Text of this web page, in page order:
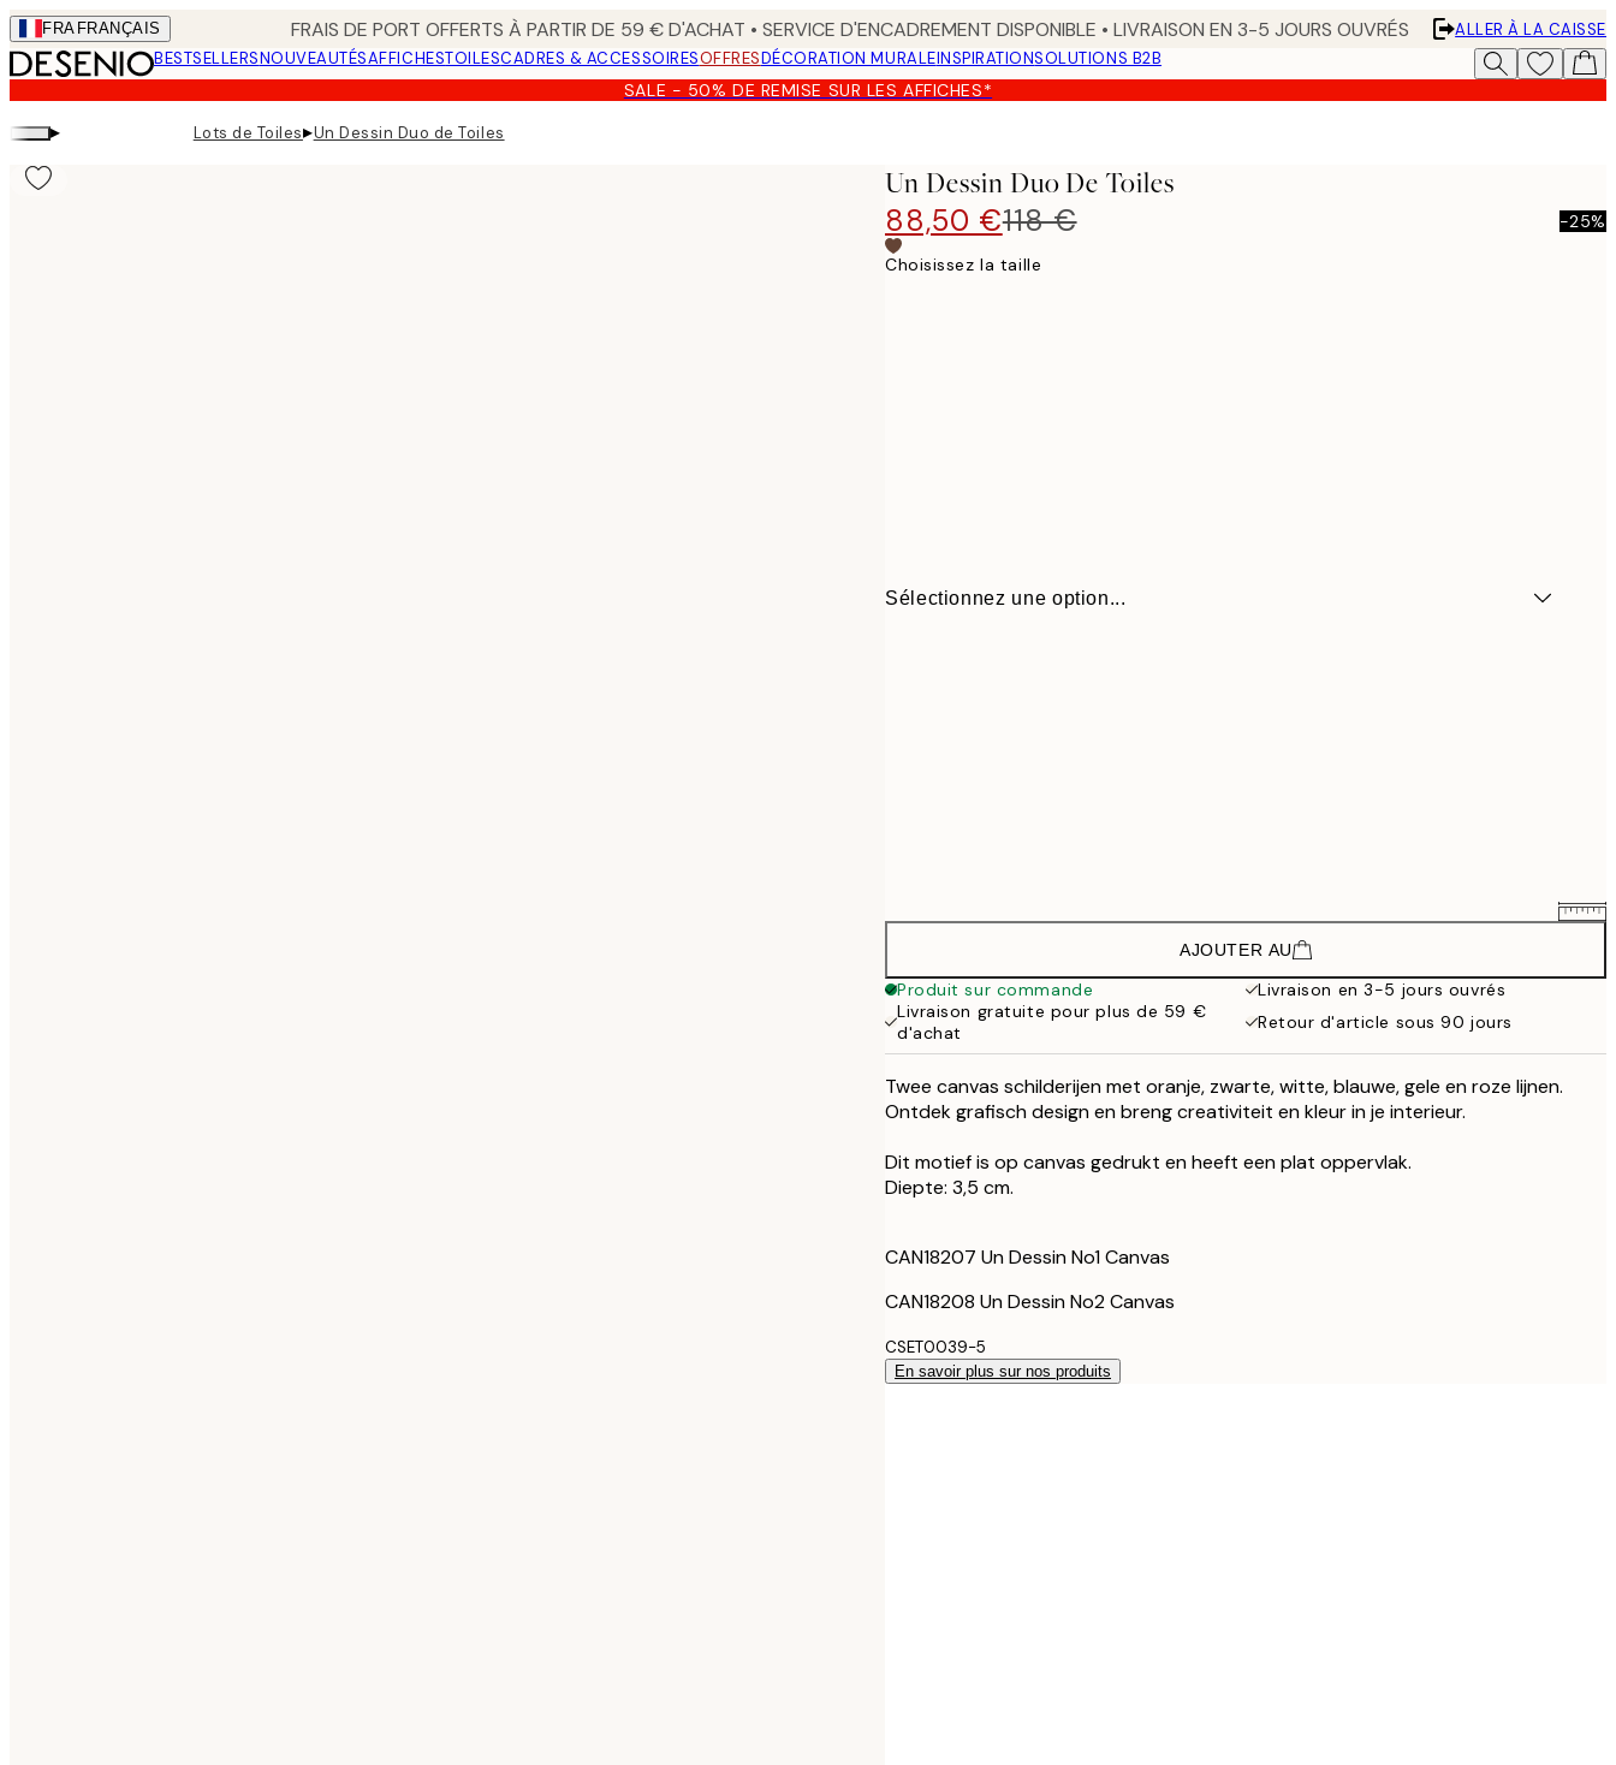
Skip
to
main
content.
FRA FRANÇAIS FRAIS DE PORT OFFERTS À PARTIR DE 59 € D'ACHAT • SERVICE D'ENCADREMENT DISPONIBLE • LIVRAISON EN 3-5 JOURS OUVRÉS
ALLER À LA CAISSE
BESTSELLERSNOUVEAUTÉSAFFICHESTOILESCADRES & ACCESSOIRESOFFRESDÉCORATION MURALEINSPIRATIONSOLUTIONS B2B
SALE - 50% DE REMISE SUR LES AFFICHES*
▸ Lots de Toiles▸Un Dessin Duo de Toiles
Un Dessin Duo De Toiles
88,50 €118 € -25%
Choisissez la taille
Sélectionnez une option...
118 €
50x70 cm
30x40 cm - Cadre noir
178 €
30x40 cm - Cadre de chêne
50x70 cm - Cadre de chêne
AJOUTER AU
Produit sur commande
Livraison en 3-5 jours ouvrés
Livraison gratuite pour plus de 59 €
d'achat
Retour d'article sous 90 jours
Twee canvas schilderijen met oranje, zwarte, witte, blauwe, gele en roze lijnen.
Ontdek grafisch design en breng creativiteit en kleur in je interieur.
Dit motief is op canvas gedrukt en heeft een plat oppervlak.
Diepte: 3,5 cm.
CAN18207 Un Dessin No1 Canvas
CAN18208 Un Dessin No2 Canvas
CSET0039-5
En savoir plus sur nos produits